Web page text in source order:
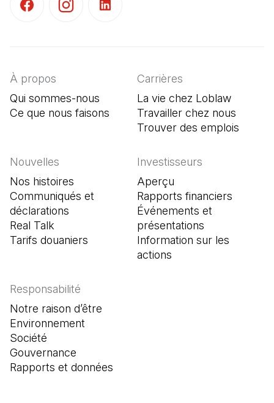
À propos
Qui sommes-nous
Ce que nous faisons
Carrières
La vie chez Loblaw
Travailler chez nous
Trouver des emplois
Nouvelles
Nos histoires
Communiqués et
déclarations
Real Talk
Tarifs douaniers
Investisseurs
Aperçu
Rapports financiers
Événements et
présentations
Information sur les
actions
Responsabilité
Notre raison d’être
Environnement
Société
Gouvernance
Rapports et données